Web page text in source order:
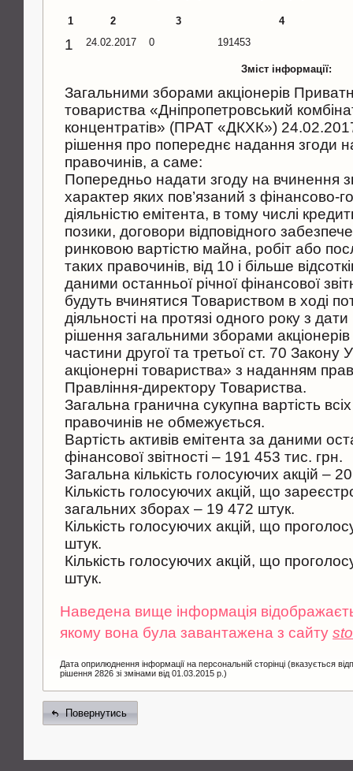
1 2 3 4
1 24.02.2017 0 191453
Зміст інформації:
Загальними зборами акцiонерiв
товариства «Днiпропетровський
концентратiв» (ПРАТ «ДКХК»)
рiшення про попереднє надання згоди
правочинiв, а саме:
Попередньо надати згоду на вчинення
характер яких пов’язаний з фiнансово-
дiяльнiстю емiтента, в тому числi
позики, договори вiдповiдного
ринковою вартiстю майна, робiт або
таких правочинiв, вiд 10 i бiльше
даними останньої рiчної фiнансової
будуть вчинятися Товариством в ходi
дiяльностi на протязi одного року з
рiшення загальними зборами
частини другої та третьої ст. 70 Закону
акцiонернi товариства» з наданням
Правлiння-директору Товариства.
Загальна гранична сукупна вартiсть
правочинiв не обмежується.
Вартiсть активiв емiтента за даними
фiнансової звiтностi – 191 453 тис. грн.
Загальна кiлькiсть голосуючих акцiй –
Кiлькiсть голосуючих акцiй, що
загальних зборах – 19 472 штук.
Кiлькiсть голосуючих акцiй, що
штук.
Кiлькiсть голосуючих акцiй, що
штук.
Наведена вище інформація
якому вона була завантажена з сайту
Дата оприлюднення інформації на персональній сторінці (вказується
рішення 2826 зі змінами від 01.03.2015 р.)
Повернутись